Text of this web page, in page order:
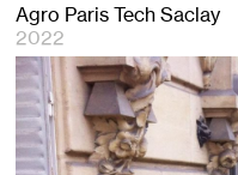
Agro Paris Tech Saclay
2022